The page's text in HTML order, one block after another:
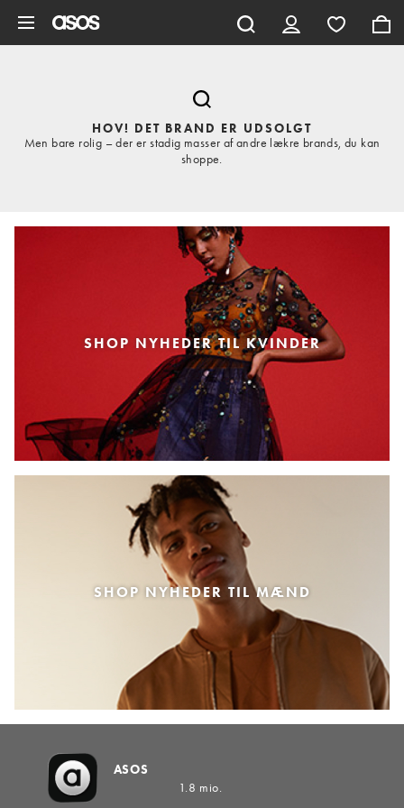
HOV! DET BRAND ER UDSOLGT
Men bare rolig – der er stadig masser af andre lækre brands, du kan
shoppe.
SHOP NYHEDER TIL KVINDER
SHOP NYHEDER TIL MÆND
ASOS
1.8 mio.